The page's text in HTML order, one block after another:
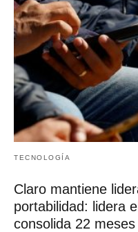
TECNOLOGÍA
Claro mantiene
portabilidad: lidera
consolida 22